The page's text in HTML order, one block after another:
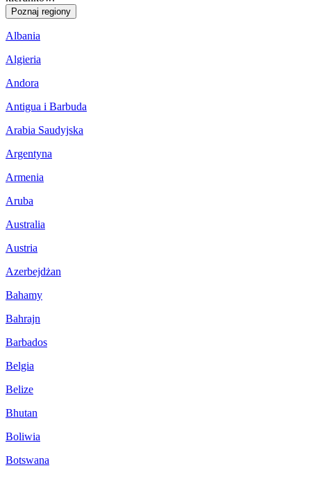
Poznaj regiony
Albania
Algieria
Andora
Antigua i Barbuda
Arabia Saudyjska
Argentyna
Armenia
Aruba
Australia
Austria
Azerbejdżan
Bahamy
Bahrajn
Barbados
Belgia
Belize
Bhutan
Boliwia
Botswana